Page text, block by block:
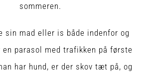
sommeren.
sin mad eller is både indenfor og
en parasol med trafikken på første
har hund, er der skov tæt på, og